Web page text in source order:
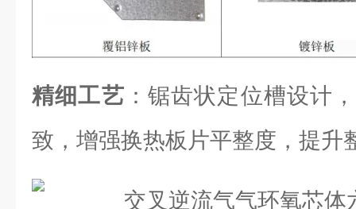
精细工艺 ：锯齿状定位槽设计
致，增强换热板片平整度，提升